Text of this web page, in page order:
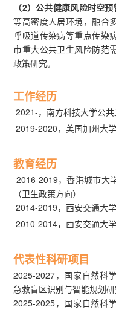
（2）公共健康风险时空预
等高密度人居环境，融合
呼吸道传染病等重点传染
市重大公共卫生风险防范
政策研究。
工作经历
2021-，南方科技大学公
2019-2020，美国加州大
教育经历
2016-2019，香港城市大
（卫生政策方向）
2014-2019，西安交通大
2010-2014，西安交通大
代表性科研项目
2025-2027，国家自然科
急救盲区识别与智能规划
2025-2025，国家自然科